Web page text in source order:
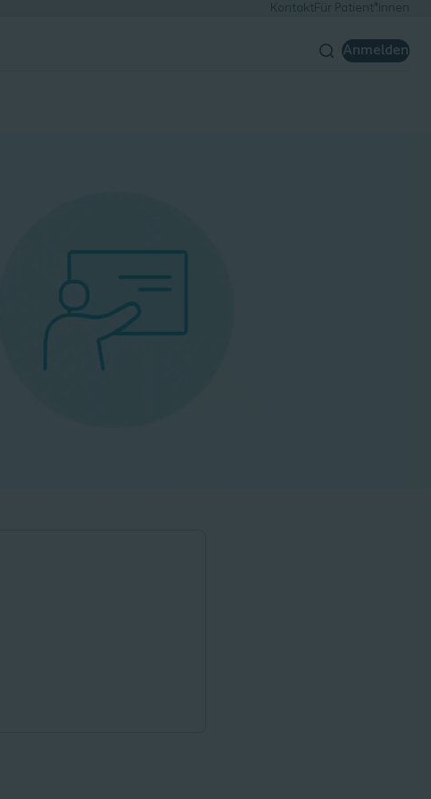
KontaktFür Patient*innen
Anmelden